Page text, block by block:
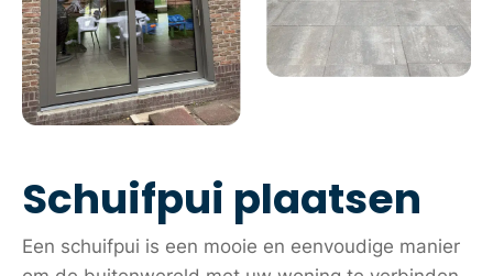
Schuifpui plaatsen
Een schuifpui is een mooie en eenvoudige manier